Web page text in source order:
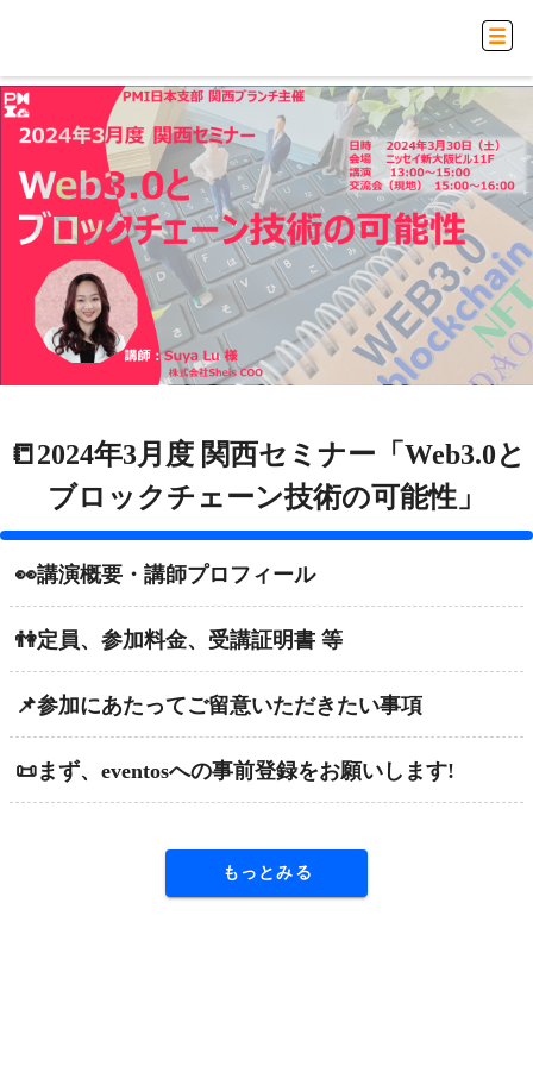
📒2024年3月度 関西セミナー「Web3.0と
ブロックチェーン技術の可能性」
👀講演概要・講師プロフィール
👫定員、参加料金、受講証明書 等
📌参加にあたってご留意いただきたい事項
📜まず、eventosへの事前登録をお願いします!
もっとみる